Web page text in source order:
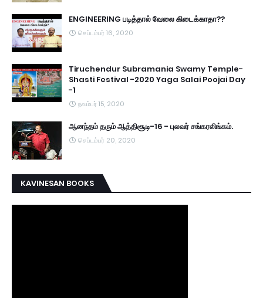
ENGINEERING படித்தால் வேலை கிடைக்காதா??
செப்டம்பர் 16, 2020
Tiruchendur Subramania Swamy Temple-
Shasti Festival -2020 Yaga Salai Poojai Day
-1
நவம்பர் 15, 2020
ஆனந்தம் தரும் ஆத்திசூடி-16 - புலவர் சங்கரலிங்கம்.
செப்டம்பர் 20, 2020
KAVINESAN BOOKS